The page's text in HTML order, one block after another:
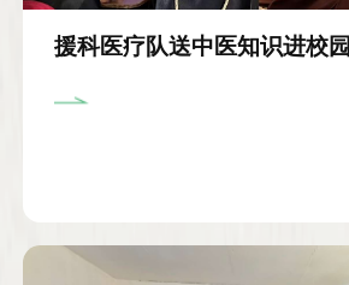
援科医疗队送中医知识进校园